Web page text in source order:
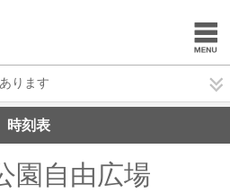
ります
時刻表
園自由広場